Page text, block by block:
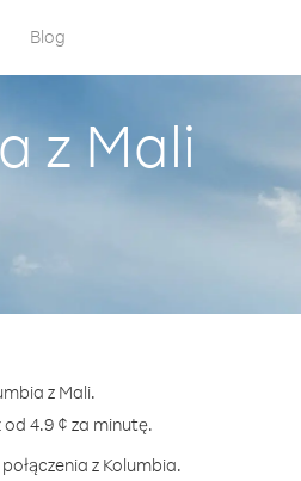
Blog
z Mali
z Mali.
4.9 ¢ za minutę.
z Kolumbia.